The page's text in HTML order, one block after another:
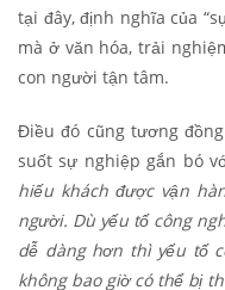
tại đây, định nghĩa của
mà ở văn hóa, trải
con người tận tâm.
Điều đó cũng tương
suốt sự nghiệp gắn bó
hiếu khách được vận
người. Dù yếu tố công
dễ dàng hơn thì yếu tố
không bao giờ có thể bị